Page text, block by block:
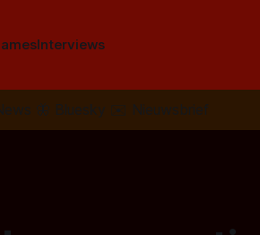
Interviews
🦋 Bluesky ✉️ Nieuwsbrief